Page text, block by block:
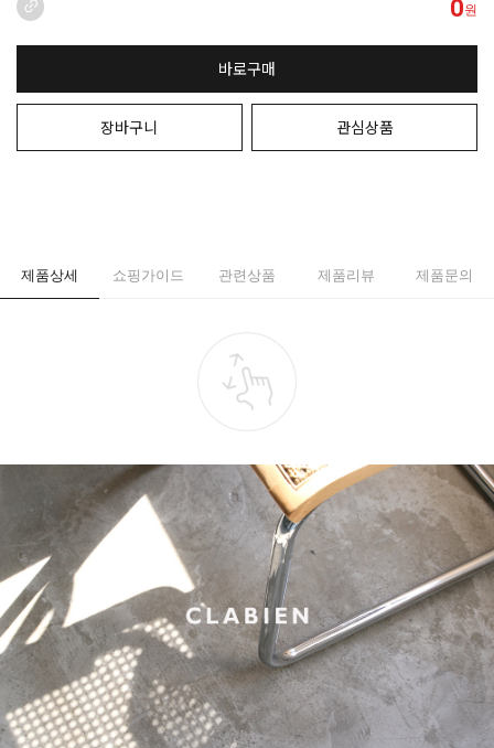
0원
바로구매
장바구니 관심상품
제품상세 쇼핑가이드 관련상품 제품리뷰 제품문의